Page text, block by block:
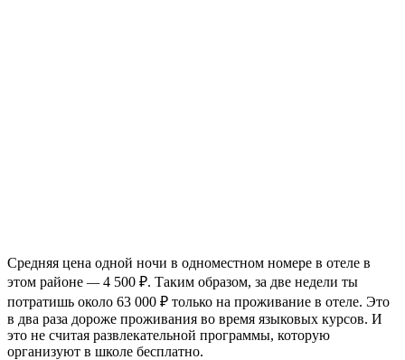
Средняя цена одной ночи в одноместном номере в отеле в
этом районе —4 500 ₽. Таким образом, за две недели ты
потратишь около 63 000 ₽ только на проживание в отеле. Это
в два раза дороже проживания во время языковых курсов. И
это не считая развлекательной программы, которую
организуют в школе бесплатно.